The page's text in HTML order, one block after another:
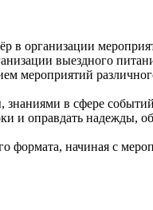
в организации
выездного
мероприятий
в сфере
и оправдать надежды,
формата, начиная с